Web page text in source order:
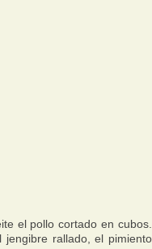
el pollo cortado en cubos.
rallado, el pimiento